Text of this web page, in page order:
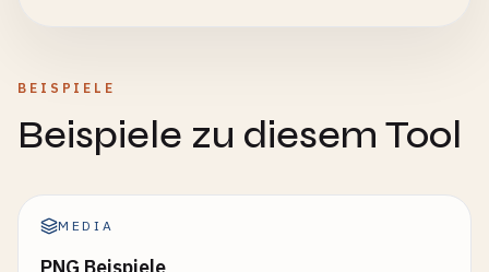
BEISPIELE
Beispiele zu diesem Tool
MEDIA